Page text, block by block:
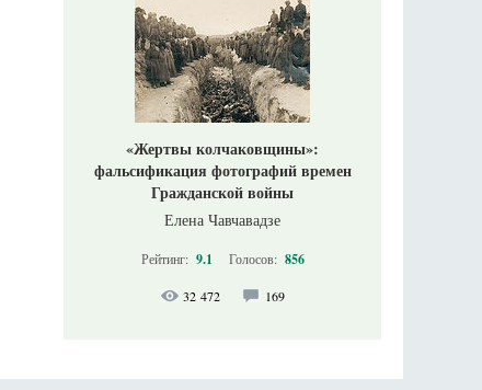
«Жертвы колчаковщины»:
фальсификация фотографий времен
Гражданской войны
Елена Чавчавадзе
Рейтинг: 9.1 Голосов: 856
32 472 169